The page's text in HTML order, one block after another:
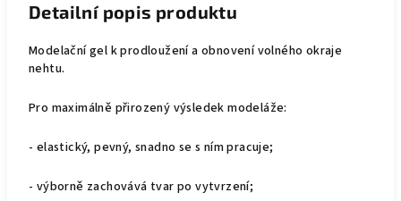
Detailní popis produktu
Modelační gel k prodloužení a obnovení volného okraje
nehtu.
Pro maximálně přirozený výsledek modeláže:
- elastický, pevný, snadno se s ním pracuje;
- výborně zachovává tvar po vytvrzení;